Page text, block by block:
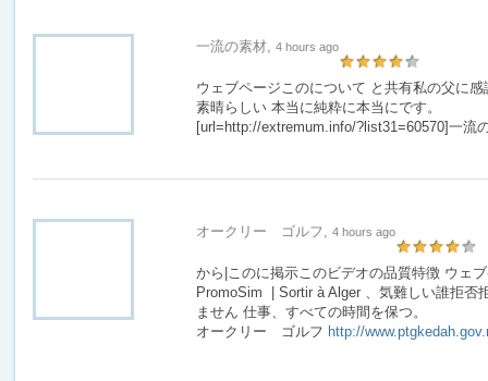
一流の素材, 4 hours ago
ウェブページこのについて と共有私の父に
素晴らしい 本当に純粋に本当にです。
[url=http://extremum.info/?list31=60570]一流
オークリー ゴルフ, 4 hours ago
から|このに掲示このビデオの品質特徴 ウェ
PromoSim | Sortir à Alger 、気難しい誰拒否
ません 仕事、すべての時間を保つ。
オークリー ゴルフ http://